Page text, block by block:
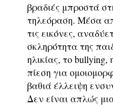
βραδιές μπροστά
τηλεόραση. Μέσα
τις εικόνες,
σκληρότητα της
ηλικίας, το bullying,
πίεση για
βαθιά έλλειψη
Δεν είναι απλώς